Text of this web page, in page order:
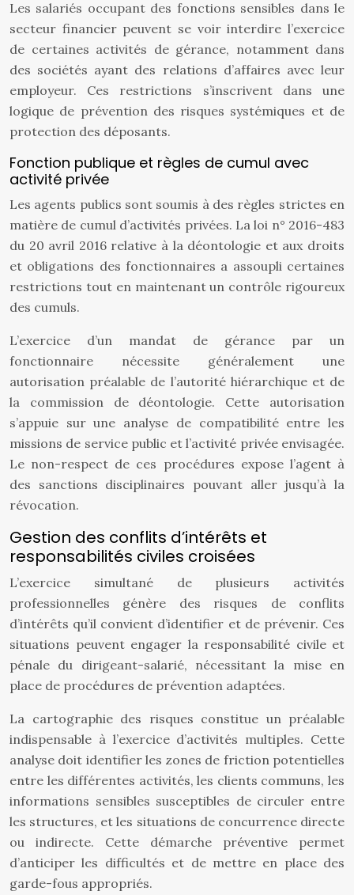
Les salariés occupant des fonctions sensibles dans le
secteur financier peuvent se voir interdire l’exercice
de certaines activités de gérance, notamment dans
des sociétés ayant des relations d’affaires avec leur
employeur. Ces restrictions s’inscrivent dans une
logique de prévention des risques systémiques et de
protection des déposants.
Fonction publique et règles de cumul avec
activité privée
Les agents publics sont soumis à des règles strictes en
matière de cumul d’activités privées. La loi n° 2016-483
du 20 avril 2016 relative à la déontologie et aux droits
et obligations des fonctionnaires a assoupli certaines
restrictions tout en maintenant un contrôle rigoureux
des cumuls.
L’exercice d’un mandat de gérance par un
fonctionnaire nécessite généralement une
autorisation préalable de l’autorité hiérarchique et de
la commission de déontologie. Cette autorisation
s’appuie sur une analyse de compatibilité entre les
missions de service public et l’activité privée envisagée.
Le non-respect de ces procédures expose l’agent à
des sanctions disciplinaires pouvant aller jusqu’à la
révocation.
Gestion des conflits d’intérêts et
responsabilités civiles croisées
L’exercice simultané de plusieurs activités
professionnelles génère des risques de conflits
d’intérêts qu’il convient d’identifier et de prévenir. Ces
situations peuvent engager la responsabilité civile et
pénale du dirigeant-salarié, nécessitant la mise en
place de procédures de prévention adaptées.
La cartographie des risques constitue un préalable
indispensable à l’exercice d’activités multiples. Cette
analyse doit identifier les zones de friction potentielles
entre les différentes activités, les clients communs, les
informations sensibles susceptibles de circuler entre
les structures, et les situations de concurrence directe
ou indirecte. Cette démarche préventive permet
d’anticiper les difficultés et de mettre en place des
garde-fous appropriés.